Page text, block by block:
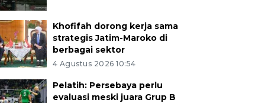
Khofifah dorong kerja sama
strategis Jatim-Maroko di
berbagai sektor
4 Agustus 2026 10:54
Pelatih: Persebaya perlu
evaluasi meski juara Grup B